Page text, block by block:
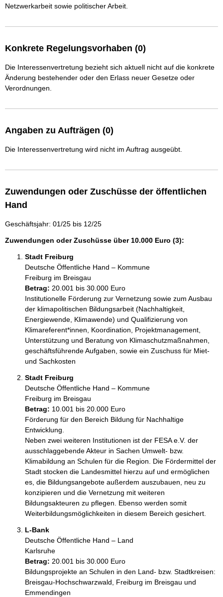
Netzwerkarbeit sowie politischer Arbeit.
Konkrete Regelungsvorhaben (0)
Die Interessenvertretung bezieht sich aktuell nicht auf die konkrete
Änderung bestehender oder den Erlass neuer Gesetze oder
Verordnungen.
Angaben zu Aufträgen (0)
Die Interessenvertretung wird nicht im Auftrag ausgeübt.
Zuwendungen oder Zuschüsse der öffentlichen
Hand
Geschäftsjahr: 01/25 bis 12/25
Zuwendungen oder Zuschüsse über 10.000 Euro (3):
Stadt Freiburg
Deutsche Öffentliche Hand – Kommune
Freiburg im Breisgau
Betrag: 20.001 bis 30.000 Euro
Institutionelle Förderung zur Vernetzung sowie zum Ausbau
der klimapolitischen Bildungsarbeit (Nachhaltigkeit,
Energiewende, Klimawende) und Qualifizierung von
Klimareferent*innen, Koordination, Projektmanagement,
Unterstützung und Beratung von Klimaschutzmaßnahmen,
geschäftsführende Aufgaben, sowie ein Zuschuss für Miet-
und Sachkosten
Stadt Freiburg
Deutsche Öffentliche Hand – Kommune
Freiburg im Breisgau
Betrag: 10.001 bis 20.000 Euro
Förderung für den Bereich Bildung für Nachhaltige
Entwicklung.
Neben zwei weiteren Institutionen ist der FESA e.V. der
ausschlaggebende Akteur in Sachen Umwelt- bzw.
Klimabildung an Schulen für die Region. Die Fördermittel der
Stadt stocken die Landesmittel hierzu auf und ermöglichen
es, die Bildungsangebote außerdem auszubauen, neu zu
konzipieren und die Vernetzung mit weiteren
Bildungsakteuren zu pflegen. Ebenso werden somit
Weiterbildungsmöglichkeiten in diesem Bereich gesichert.
L-Bank
Deutsche Öffentliche Hand – Land
Karlsruhe
Betrag: 20.001 bis 30.000 Euro
Bildungsprojekte an Schulen in den Land- bzw. Stadtkreisen:
Breisgau-Hochschwarzwald, Freiburg im Breisgau und
Emmendingen